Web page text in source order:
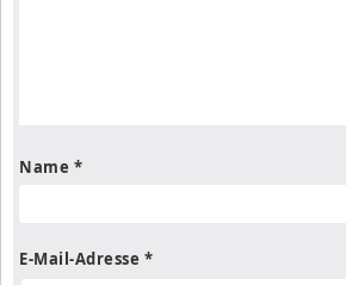
Name *
E-Mail-Adresse *